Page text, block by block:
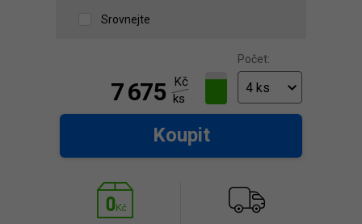
Srovnejte
Počet:
7 675
Kč
ks
Koupit